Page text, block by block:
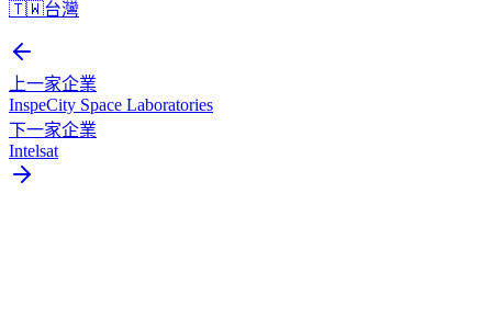
🇹🇼台灣
上一家企業
InspeCity Space Laboratories
下一家企業
Intelsat